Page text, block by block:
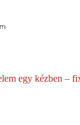
egy kézben –